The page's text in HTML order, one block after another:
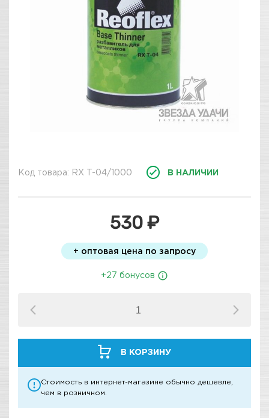
Код товара: RX T-04/1000 В НАЛИЧИИ
530 ₽
+ оптовая цена по запросу
+27 бонусов
В КОРЗИНУ
Стоимость в интернет-магазине обычно дешевле,
чем в розничном.